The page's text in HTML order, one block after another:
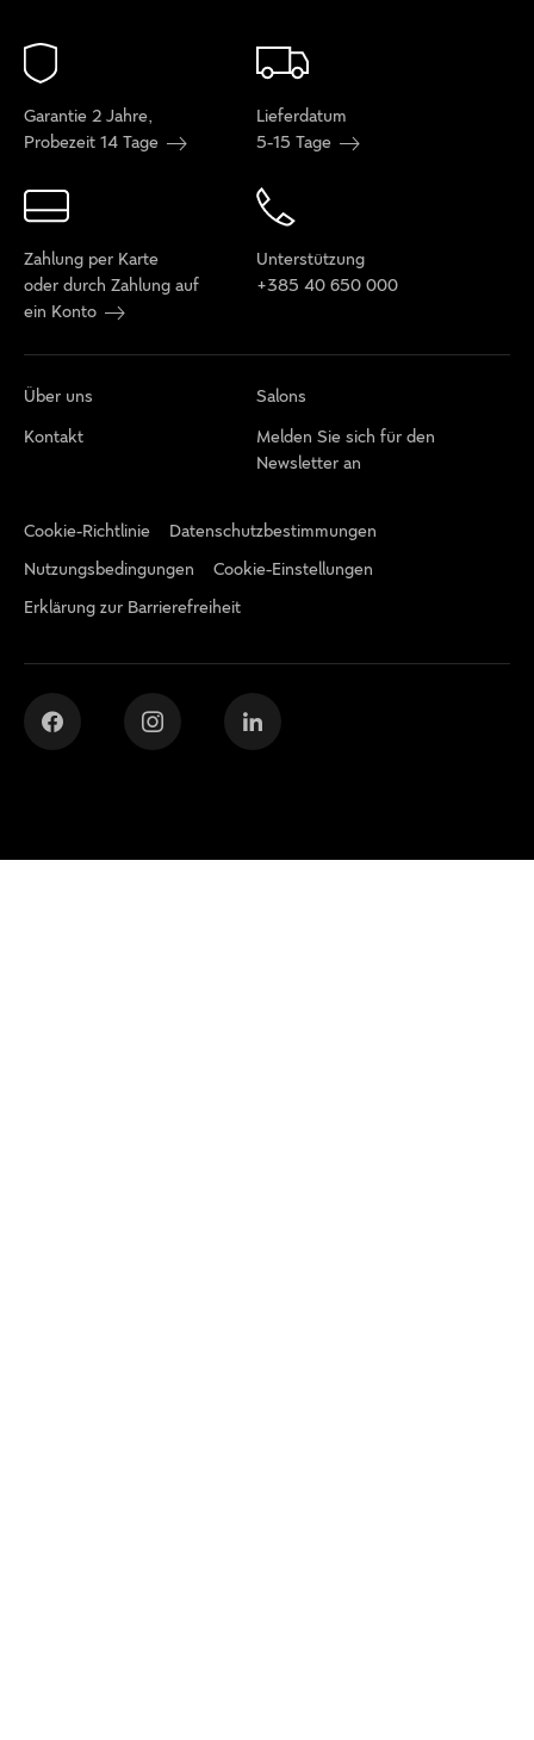
Garantie 2 Jahre,
Probezeit 14 Tage
Lieferdatum
5-15 Tage
Zahlung per Karte
oder durch Zahlung auf
ein Konto
Unterstützung
+385 40 650 000
Über uns
Salons
Kontakt
Melden Sie sich für den
Newsletter an
Cookie-Richtlinie
Datenschutzbestimmungen
Nutzungsbedingungen
Cookie-Einstellungen
Erklärung zur Barrierefreiheit